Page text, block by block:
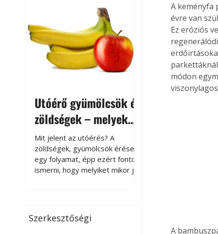
kertészkedés sokak számára
kikapcsolódást és feltöltődést
is jelent.
Utóérő gyümölcsök és
zöldségek – melyek
érnek tovább leszedés
után?
Mit jelent az utóérés? A
zöldségek, gyümölcsök érése
egy folyamat, épp ezért fontos
ismerni, hogy melyiket mikor jó
paradicsomot sokszor
gazdasági érettségben, azaz
Szerkesztőségi
A keményfa
évre van
Ez eróziós
módon
A